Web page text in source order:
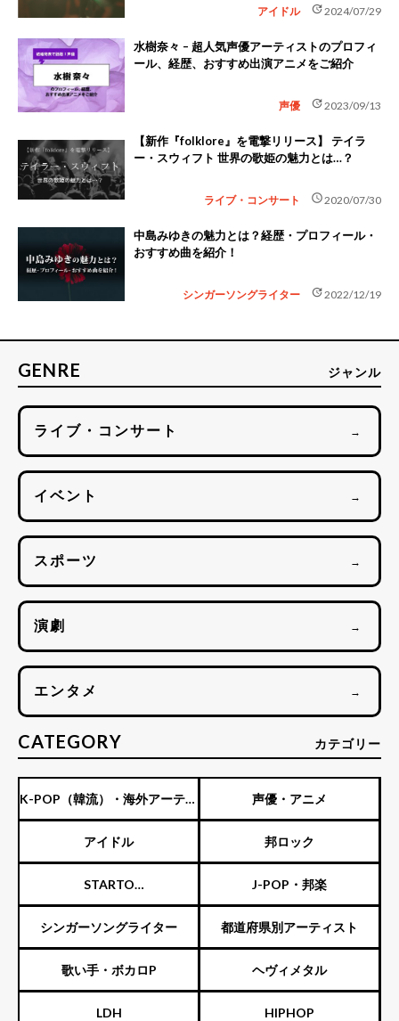
アイドル update2024/07/29
水樹奈々 – 超人気声優アーティストのプロフィ
ール、経歴、おすすめ出演アニメをご紹介
声優 update2023/09/13
【新作『folklore』を電撃リリース】 テイラ
ー・スウィフト 世界の歌姫の魅力とは…？
ライブ・コンサート schedule2020/07/30
中島みゆきの魅力とは？経歴・プロフィール・
おすすめ曲を紹介！
シンガーソングライター update2022/12/19
GENRE ジャンル
ライブ・コンサート →
イベント →
スポーツ →
演劇 →
エンタメ →
CATEGORY カテゴリー
K-POP（韓流）・海外アーティ
スト
声優・アニメ
アイドル 邦ロック
STARTO
ENTERTAINMENT（旧ジャニ
ーズ）
J-POP・邦楽
シンガーソングライター 都道府県別アーティスト
歌い手・ボカロP ヘヴィメタル
LDH HIPHOP